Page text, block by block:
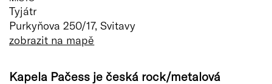
Tyjátr
Purkyňova 250/17, Svitavy
zobrazit na mapě
Kapela Pačess je česká rock/metalová